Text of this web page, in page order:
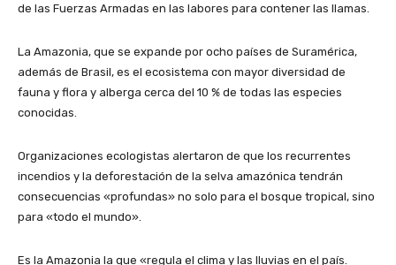
de las Fuerzas Armadas en las labores para contener las llamas.
La Amazonia, que se expande por ocho países de Suramérica,
además de Brasil, es el ecosistema con mayor diversidad de
fauna y flora y alberga cerca del 10 % de todas las especies
conocidas.
Organizaciones ecologistas alertaron de que los recurrentes
incendios y la deforestación de la selva amazónica tendrán
consecuencias «profundas» no solo para el bosque tropical, sino
para «todo el mundo».
Es la Amazonia la que «regula el clima y las lluvias en el país.